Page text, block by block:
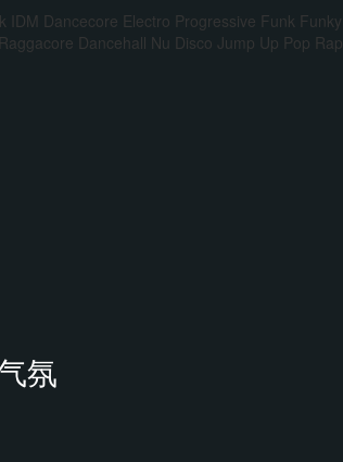
IDM Dancecore Electro Progressive Funk Funky
Raggacore Dancehall Nu Disco Jump Up Pop Rap
氛